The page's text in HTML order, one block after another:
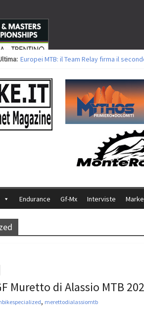
Europei MTB: il Team Relay firma il
Europei XCO: titoli a Aldridge, Frei e
Europei XCO: vittorie per Ghibaudo,
35ª Marathon Bike della Brianza:
Endurance Gf-Mx Interviste
Muretto di Alassio MTB
, merettodialassiomtb